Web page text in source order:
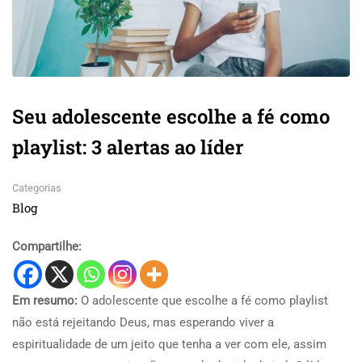
Seu adolescente escolhe a fé como
playlist: 3 alertas ao líder
Categorias
Blog
Compartilhe:
Em resumo: O adolescente que escolhe a fé como playlist
não está rejeitando Deus, mas esperando viver a
espiritualidade de um jeito que tenha a ver com ele, assim